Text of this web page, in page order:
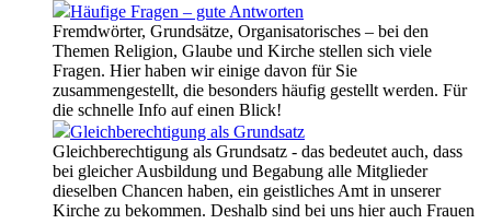
Häufige Fragen – gute Antworten
Fremdwörter, Grundsätze, Organisatorisches – bei den
Themen Religion, Glaube und Kirche stellen sich viele
Fragen. Hier haben wir einige davon für Sie
zusammengestellt, die besonders häufig gestellt werden. Für
die schnelle Info auf einen Blick!
Gleichberechtigung als Grundsatz
Gleichberechtigung als Grundsatz - das bedeutet auch, dass
bei gleicher Ausbildung und Begabung alle Mitglieder
dieselben Chancen haben, ein geistliches Amt in unserer
Kirche zu bekommen. Deshalb sind bei uns hier auch Frauen